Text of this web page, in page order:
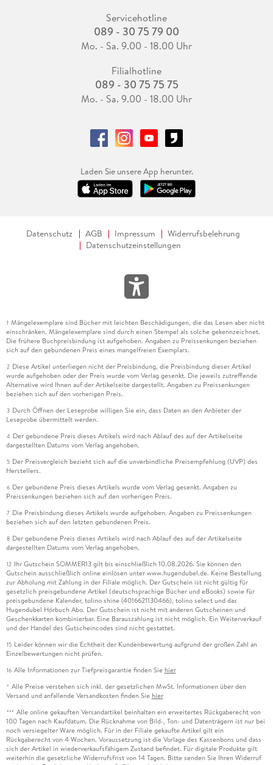
Servicehotline
089 - 30 75 79 00
Mo. - Sa. 9.00 - 18.00 Uhr
Filialhotline
089 - 30 75 75 75
Mo. - Sa. 9.00 - 18.00 Uhr
Laden Sie unsere App herunter.
Datenschutz AGB Impressum
Widerrufsbelehrung
Datenschutzeinstellungen
1 Mängelexemplare sind Bücher mit leichten Beschädigungen, die das Lesen aber nicht
einschränken. Mängelexemplare sind durch einen Stempel als solche gekennzeichnet.
Die frühere Buchpreisbindung ist aufgehoben. Angaben zu Preissenkungen beziehen
sich auf den gebundenen Preis eines mangelfreien Exemplars.
2 Diese Artikel unterliegen nicht der Preisbindung, die Preisbindung dieser Artikel
wurde aufgehoben oder der Preis wurde vom Verlag gesenkt. Die jeweils zutreffende
Alternative wird Ihnen auf der Artikelseite dargestellt. Angaben zu Preissenkungen
beziehen sich auf den vorherigen Preis.
3 Durch Öffnen der Leseprobe willigen Sie ein, dass Daten an den Anbieter der
Leseprobe übermittelt werden.
4 Der gebundene Preis dieses Artikels wird nach Ablauf des auf der Artikelseite
dargestellten Datums vom Verlag angehoben.
5 Der Preisvergleich bezieht sich auf die unverbindliche Preisempfehlung (UVP) des
Herstellers.
6 Der gebundene Preis dieses Artikels wurde vom Verlag gesenkt. Angaben zu
Preissenkungen beziehen sich auf den vorherigen Preis.
7 Die Preisbindung dieses Artikels wurde aufgehoben. Angaben zu Preissenkungen
beziehen sich auf den letzten gebundenen Preis.
8 Der gebundene Preis dieses Artikels wird nach Ablauf des auf der Artikelseite
dargestellten Datums vom Verlag angehoben.
12 Ihr Gutschein SOMMER13 gilt bis einschließlich 10.08.2026. Sie können den
Gutschein ausschließlich online einlösen unter www.hugendubel.de. Keine Bestellung
zur Abholung mit Zahlung in der Filiale möglich. Der Gutschein ist nicht gültig für
gesetzlich preisgebundene Artikel (deutschsprachige Bücher und eBooks) sowie für
preisgebundene Kalender, tolino shine (4016621130466), tolino select und das
Hugendubel Hörbuch Abo. Der Gutschein ist nicht mit anderen Gutscheinen und
Geschenkkarten kombinierbar. Eine Barauszahlung ist nicht möglich. Ein Weiterverkauf
und der Handel des Gutscheincodes sind nicht gestattet.
15 Leider können wir die Echtheit der Kundenbewertung aufgrund der großen Zahl an
Einzelbewertungen nicht prüfen.
16 Alle Informationen zur Tiefpreisgarantie finden Sie hier
* Alle Preise verstehen sich inkl. der gesetzlichen MwSt. Informationen über den
Versand und anfallende Versandkosten finden Sie hier
*** Alle online gekauften Versandartikel beinhalten ein erweitertes Rückgaberecht von
100 Tagen nach Kaufdatum. Die Rücknahme von Bild-, Ton- und Datenträgern ist nur bei
noch versiegelter Ware möglich. Für in der Filiale gekaufte Artikel gilt ein
Rückgaberecht von 4 Wochen. Voraussetzung ist die Vorlage des Kassenbons und dass
sich der Artikel in wiederverkaufsfähigem Zustand befindet. Für digitale Produkte gilt
weiterhin die gesetzliche Widerrufsfrist von 14 Tagen. Bitte senden Sie Ihren Widerruf